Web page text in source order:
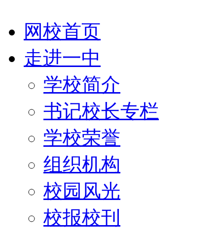
网校首页
走进一中
学校简介
书记校长专栏
学校荣誉
组织机构
校园风光
校报校刊